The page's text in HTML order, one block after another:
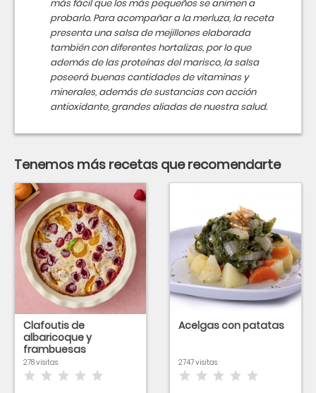
más fácil que los más pequeños se animen a
probarlo. Para acompañar a la merluza, la receta
presenta una salsa de mejillones elaborada
también con diferentes hortalizas, por lo que
además de las proteínas del marisco, la salsa
poseerá buenas cantidades de vitaminas y
minerales, además de sustancias con acción
antioxidante, grandes aliadas de nuestra salud.
Tenemos más recetas que recomendarte
Clafoutis de
albaricoque y
frambuesas
278 visitas
Acelgas con patatas
2747 visitas